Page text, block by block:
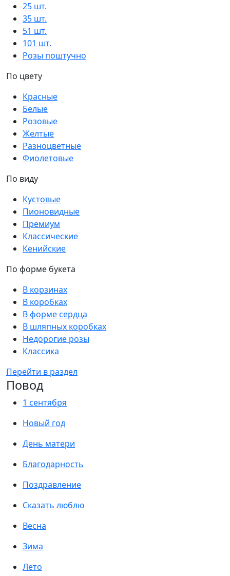
25 шт.
35 шт.
51 шт.
101 шт.
Розы поштучно
По цвету
Красные
Белые
Розовые
Желтые
Разноцветные
Фиолетовые
По виду
Кустовые
Пионовидные
Премиум
Классические
Кенийские
По форме букета
В корзинах
В коробках
В форме сердца
В шляпных коробках
Недорогие розы
Классика
Перейти в раздел
Повод
1 сентября
Новый год
День матери
Благодарность
Поздравление
Сказать люблю
Весна
Зима
Лето